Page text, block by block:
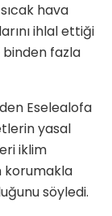
hava
ihlal ettiği
fazla
Eselealofa
yasal
iklim
korumakla
söyledi.